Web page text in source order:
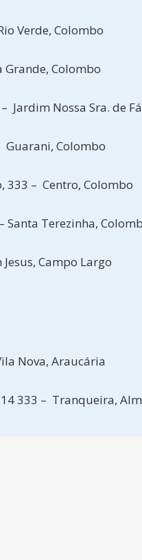
Verde, Colombo
Grande, Colombo
Jardim Nossa Sra. de
Guarani, Colombo
333 – Centro, Colombo
Santa Terezinha,
Campo Largo
Nova, Araucária
333 – Tranqueira,